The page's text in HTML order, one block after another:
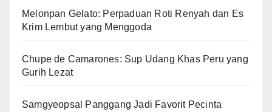
Melonpan Gelato: Perpaduan Roti Renyah dan Es
Krim Lembut yang Menggoda
Chupe de Camarones: Sup Udang Khas Peru yang
Gurih Lezat
Samgyeopsal Panggang Jadi Favorit Pecinta